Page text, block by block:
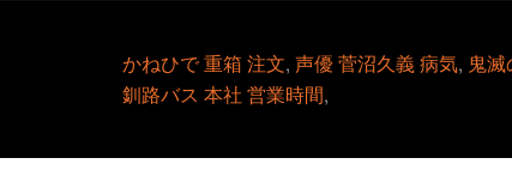
かねひで 重箱 注文, 声優 菅沼久義 病気, 鬼滅
釧路バス 本社 営業時間,